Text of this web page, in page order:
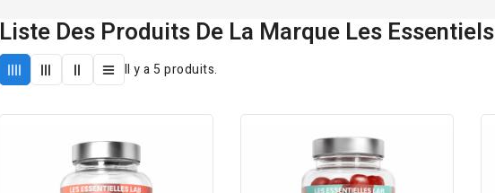
Liste Des Produits De La Marque Les Essentiels
Il y a 5 produits.